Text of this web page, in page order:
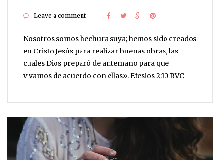
Leave a comment
Nosotros somos hechura suya; hemos sido creados
en Cristo Jesús para realizar buenas obras, las
cuales Dios preparó de antemano para que
vivamos de acuerdo con ellas». Efesios 2:10 RVC